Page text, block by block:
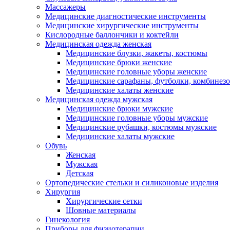
Массажеры
Медицинские диагностические инструменты
Медицинские хирургические инструменты
Кислородные баллончики и коктейли
Медицинская одежда женская
Медицинские блузки, жакеты, костюмы
Медицинские брюки женские
Медицинские головные уборы женские
Медицинские сарафаны, футболки,
Медицинские халаты женские
Медицинская одежда мужская
Медицинские брюки мужские
Медицинские головные уборы мужские
Медицинские рубашки, костюмы мужские
Медицинские халаты мужские
Обувь
Женская
Мужская
Детская
Ортопедические стельки и силиконовые изделия
Хирургия
Хирургические сетки
Шовные материалы
Гинекология